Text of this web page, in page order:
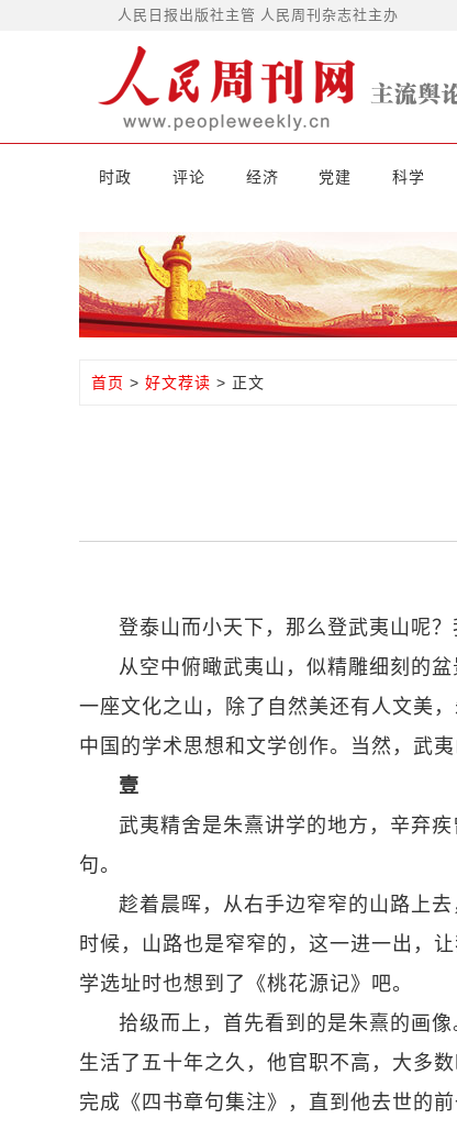
人民日报出版社主管 人民周刊杂志社主办
时政 评论 经济 党建 科学
首页 > 好文荐读 > 正文
登泰山而小天下，那么登武夷山呢
从空中俯瞰武夷山，似精雕细刻的
一座文化之山，除了自然美还有人文美
中国的学术思想和文学创作。当然，武
壹
武夷精舍是朱熹讲学的地方，辛弃
句。
趁着晨晖，从右手边窄窄的山路上
时候，山路也是窄窄的，这一进一出，
学选址时也想到了《桃花源记》吧。
拾级而上，首先看到的是朱熹的画
生活了五十年之久，他官职不高，大多
完成《四书章句集注》，直到他去世的